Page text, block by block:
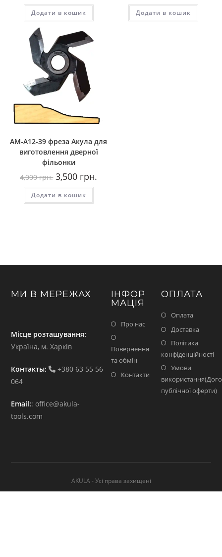
4,000
грн..
Додати в кошик
4,000
грн..
Додати в кошик
AM-A12-39 фреза Акула для
виготовлення дверної
фільонки
4,000грн. Оригінальна
ціна:
4,000
грн..
3,500 грн.
Додати в кошик
МИ В МЕРЕЖАХ
Місце розташування:
Україна, м. Харків
Контакты:
+380 63 55 56
064
Email::office@akula-
tools.com
ІНФОР
МАЦІЯ
Про нас
Повернення
та обмін
Контакти
ОПЛАТА
Оплата
Доставка
Політика
конфіденційності
Умови
публічної оферти)
AKULA - Усі права захищені